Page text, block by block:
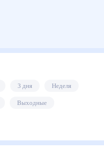
3 дня Неделя
Выходные